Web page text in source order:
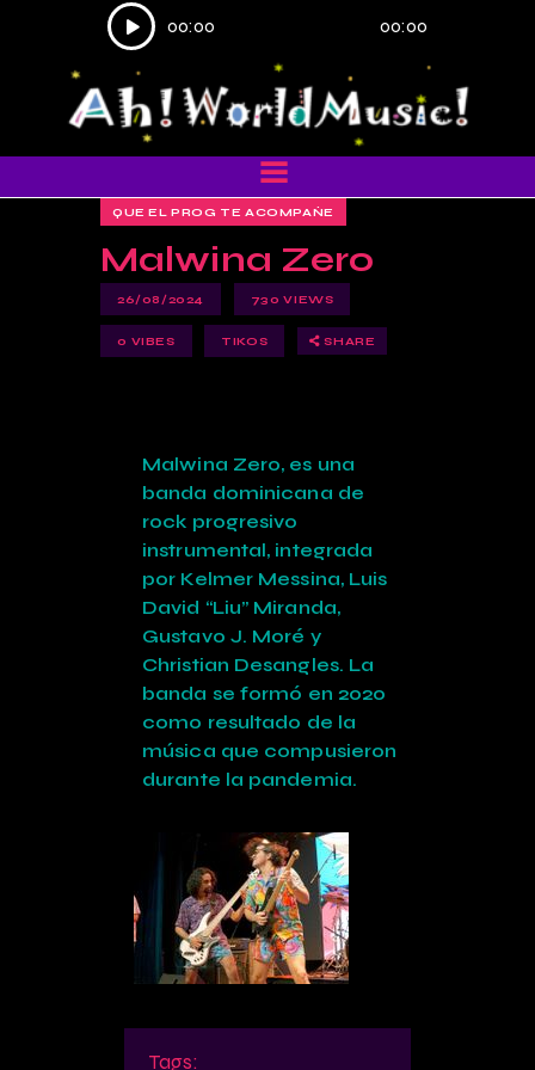
Reproductor
de
audio
00:00 00:00
QUE EL PROG TE ACOMPAÑE
Malwina Zero
26/08/2024 730 VIEWS
0 VIBES TIKOS SHARE
Malwina Zero, es una
banda dominicana de
rock progresivo
instrumental, integrada
por Kelmer Messina, Luis
David “Liu” Miranda,
Gustavo J. Moré y
Christian Desangles. La
banda se formó en 2020
como resultado de la
música que compusieron
durante la pandemia.
Tags: